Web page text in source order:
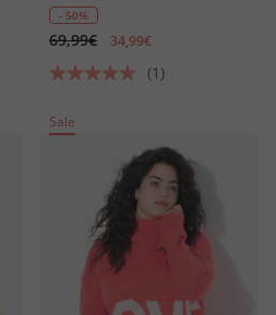
- 50%
69,99€ 34,99€
(1)
Sale